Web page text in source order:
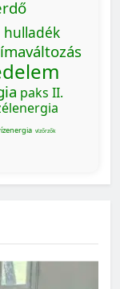
hulladék
paks II.
vízőrzők